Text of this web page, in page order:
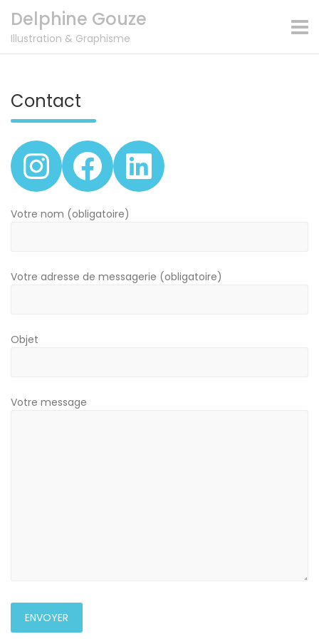
content
Delphine Gouze
Illustration & Graphisme
Contact
Votre nom (obligatoire)
Votre adresse de messagerie (obligatoire)
Objet
Votre message